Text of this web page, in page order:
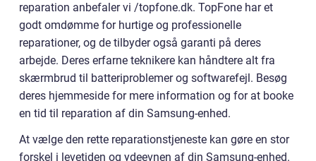
reparation anbefaler vi /topfone.dk. TopFone har et
godt omdømme for hurtige og professionelle
reparationer, og de tilbyder også garanti på deres
arbejde. Deres erfarne teknikere kan håndtere alt fra
skærmbrud til batteriproblemer og softwarefejl. Besøg
deres hjemmeside for mere information og for at booke
en tid til reparation af din Samsung-enhed.
At vælge den rette reparationstjeneste kan gøre en stor
forskel i levetiden og ydeevnen af din Samsung-enhed.